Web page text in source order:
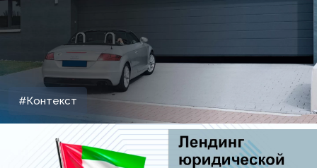
#Контекст